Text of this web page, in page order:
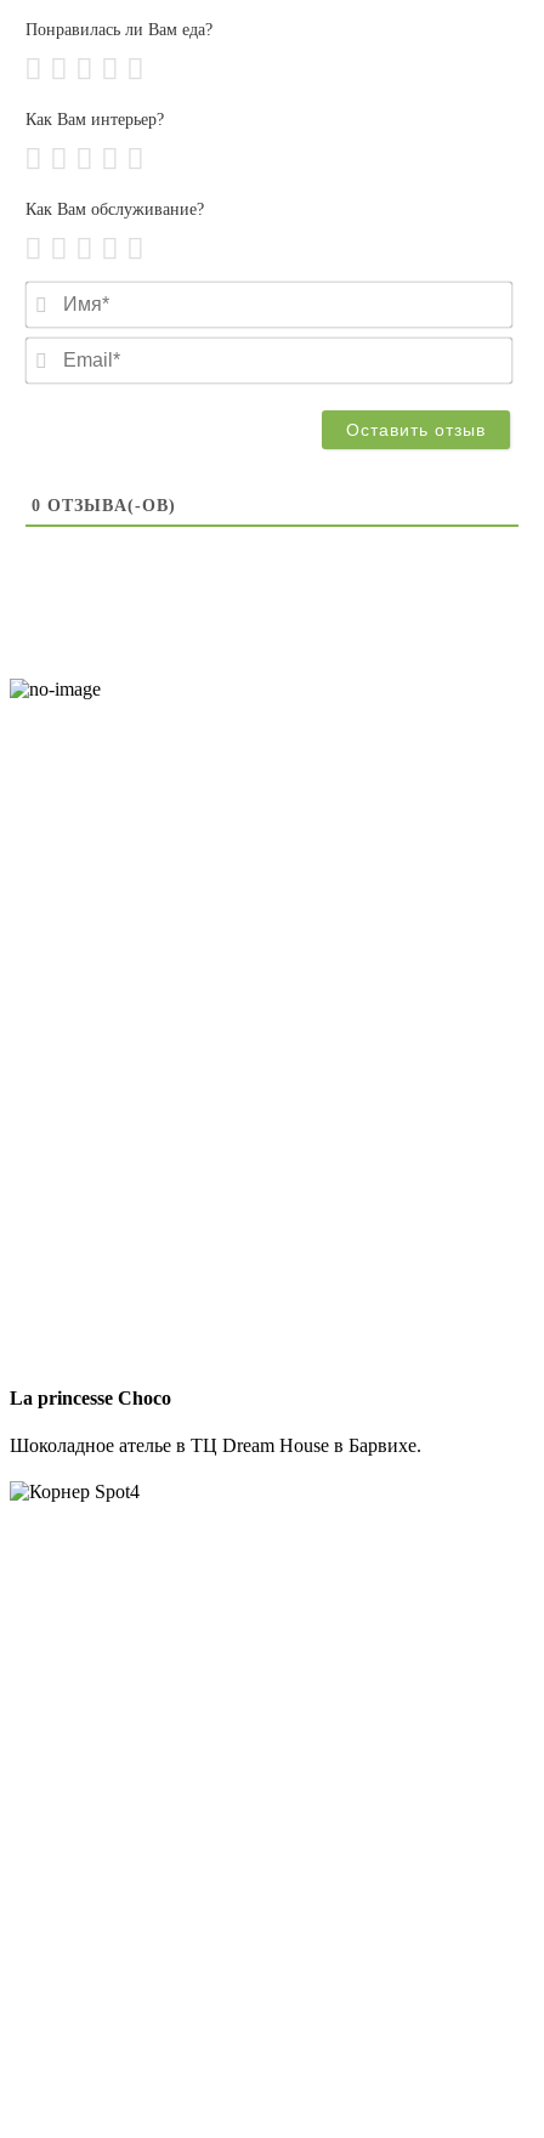
Понравилась ли Вам еда?
Как Вам интерьер?
Как Вам обслуживание?
0 ОТЗЫВA(-ОВ)
La princesse Choco
Шоколадное ателье в ТЦ Dream House в Барвихе.